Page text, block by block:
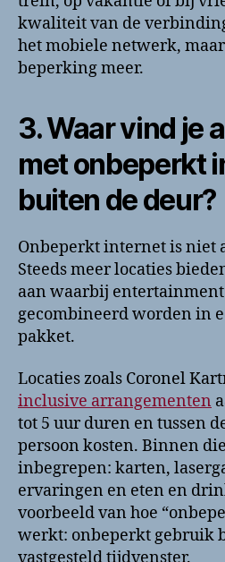
kwaliteit van de
het mobiele netwerk,
beperking meer.
3. Waar vind je
met onbeperkt
buiten de deur?
Onbeperkt internet is niet
Steeds meer locaties
aan waarbij
gecombineerd worden in
pakket.
Locaties zoals Coronel
inclusive arrangementen
tot 5 uur duren en tussen
persoon kosten. Binnen
inbegrepen: karten,
ervaringen en eten en
voorbeeld van hoe
werkt: onbeperkt gebruik